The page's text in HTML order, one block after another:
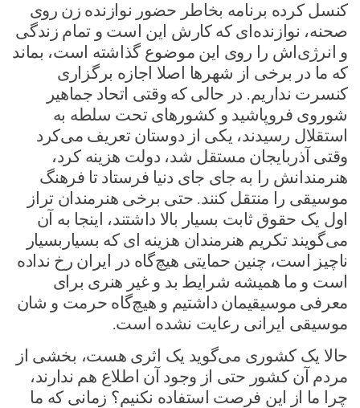
کنسل کرده برنامه بخاطر حضور نوازنده زن روی
صحنه، نوازنده‌ای که کارش این است و تمام زندگی
و انرژی‌اش را روی این موضوع گذاشته است، بماند
که ما در برخی از شهرها اصلا اجازه برگزاری
کنسرت نداریم. در حالی که وقتی اتحاد جماهیر
شوروی فروپاشید و کشورهای تحت سلطه به
استقلال رسیدند، یکی از دوستان تعریف می‌کرد
وقتی آذربایجان مستقل شد، دولت هزینه کرد،
هنرمندانش را به جای جای دنیا فرستاد تا فرهنگ
موسیقی را منتقل کنند. حتی برخی هنرمندان تراز
اول یک حقوق ثابت بسیار بالا داشتند، اینجا به آن
می‌گویند تکریم هنرمندان هزینه ای که بسیاربسیار
ناچیز است، چنین حمایتی هیچ‌گاه در ایران رخ نداده
است و ما همیشه شرایط بد و غیر هنری برای
معرفی موسیقیمان داشتیم و هیچ‌گاه حرمت و شان
موسیقی ایرانی رعایت نشده است.
حالا یک کشوری می‌گوید یک اثری هست، بخشی از
مردم آن کشور حتی از وجود آن اطلاع هم ندارند،
چرا ما از این فرصت استفاده نکنیم؟ زمانی که ما